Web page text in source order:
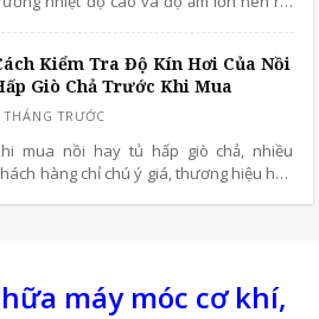
Kiểm Tra Độ Kín Hơi Của Nồi
Giò Chả Trước Khi Mua
mua nồi hay tủ hấp giò chả, nhiều
hàng chỉ chú ý giá, thương hiệu hay
máy móc cơ khí,